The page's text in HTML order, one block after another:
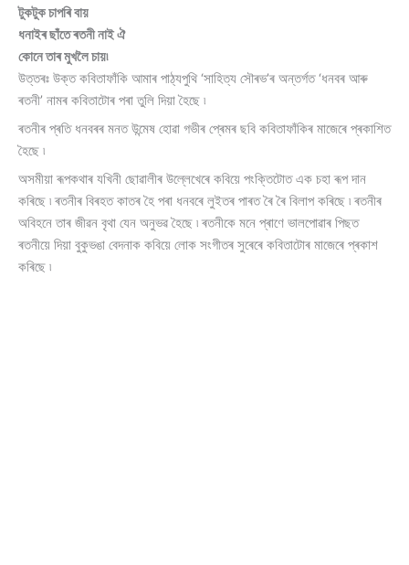
টুকটুক চাপৰি বায়
ধনাইৰ ছাঁতে ৰতনী নাই ঐ
কোনে তাৰ মুখলৈ চায়৷
উত্তৰঃ উক্ত কবিতাফাঁকি আমাৰ পাঠ্যপুথি ‘সাহিত্য সৌৰভ’ৰ অন্তৰ্গত ‘ধনবৰ আৰু
ৰতনী’ নামৰ কবিতাটোৰ পৰা তুলি দিয়া হৈছে ৷
ৰতনীৰ প্ৰতি ধনবৰৰ মনত উন্মেষ হোৱা গভীৰ প্ৰেমৰ ছবি কবিতাফাঁকিৰ মাজেৰে প্ৰকাশিত
হৈছে ৷
অসমীয়া ৰূপকথাৰ যখিনী ছোৱালীৰ উল্লেখেৰে কবিয়ে পংক্তিটোত এক চহা ৰূপ দান
কৰিছে ৷ ৰতনীৰ বিৰহত কাতৰ হৈ পৰা ধনবৰে লুইতৰ পাৰত ৰৈ ৰৈ বিলাপ কৰিছে ৷ ৰতনীৰ
অবিহনে তাৰ জীৱন বৃথা যেন অনুভৱ হৈছে ৷ ৰতনীকে মনে প্ৰাণে ভালপোৱাৰ পিছত
ৰতনীয়ে দিয়া বুকুভঙা বেদনাক কবিয়ে লোক সংগীতৰ সুৰেৰে কবিতাটোৰ মাজেৰে প্ৰকাশ
কৰিছে ৷